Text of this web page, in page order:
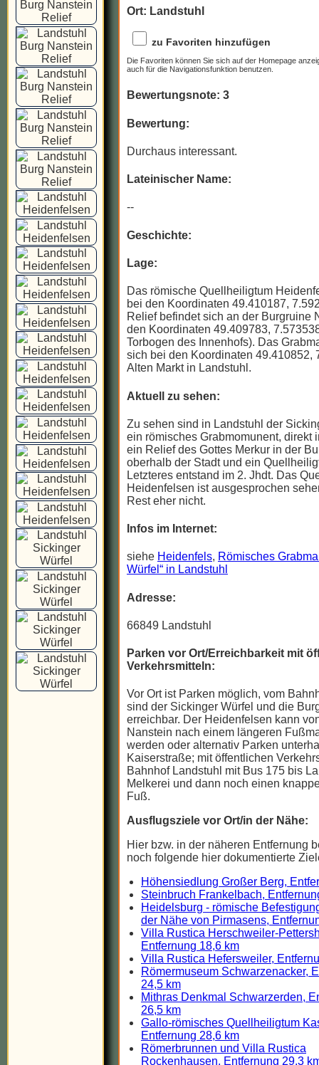
Ort: Landstuhl
zu Favoriten hinzufügen
Die Favoriten können Sie sich auf der Homepage
auch für die Navigationsfunktion benutzen.
Bewertungsnote: 3
Bewertung:
Durchaus interessant.
Lateinischer Name:
--
Geschichte:
Lage:
Das römische Quellheiligtum
bei den Koordinaten 49.410187,
Relief befindet sich an der Burgruine
den Koordinaten 49.409783,
Torbogen des Innenhofs). Das
sich bei den Koordinaten 49.410852,
Alten Markt in Landstuhl.
Aktuell zu sehen:
Zu sehen sind in Landstuhl der
ein römisches Grabmomunent, direkt
ein Relief des Gottes Merkur in der
oberhalb der Stadt und ein
Letzteres entstand im 2. Jhdt. Das
Heidenfelsen ist ausgesprochen
Rest eher nicht.
Infos im Internet:
siehe Heidenfels, Römisches
Würfel“ in Landstuhl
Adresse:
66849 Landstuhl
Parken vor Ort/Erreichbarkeit mit
Verkehrsmitteln:
Vor Ort ist Parken möglich, vom
sind der Sickinger Würfel und die
erreichbar. Der Heidenfelsen kann
Nanstein nach einem längeren
werden oder alternativ Parken
Kaiserstraße; mit öffentlichen
Bahnhof Landstuhl mit Bus 175 bis
Melkerei und dann noch einen
Fuß.
Ausflugsziele vor Ort/in der Nähe:
Hier bzw. in der näheren Entfernung
noch folgende hier dokumentierte
Höhensiedlung Großer Berg,
Steinbruch Frankelbach,
Heidelsburg - römische
der Nähe von Pirmasens,
Villa Rustica Herschweiler-
Entfernung 18,6 km
Villa Rustica Hefersweiler,
Römermuseum Schwarzenacker,
24,5 km
Mithras Denkmal Schwarzerden,
26,5 km
Gallo-römisches Quellheiligtum
Entfernung 28,6 km
Römerbrunnen und Villa Rustica
Rockenhausen, Entfernung 29,3